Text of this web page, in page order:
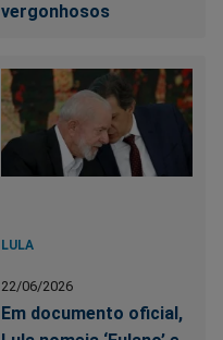
vergonhosos
LULA
22/06/2026
Em documento oficial,